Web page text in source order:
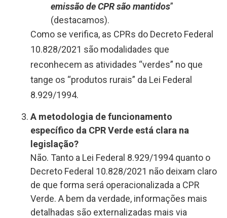
emissão de CPR são mantidos”
(destacamos).
Como se verifica, as CPRs do Decreto Federal
10.828/2021 são modalidades que
reconhecem as atividades “verdes” no que
tange os “produtos rurais” da Lei Federal
8.929/1994.
A metodologia de funcionamento
específico da CPR Verde está clara na
legislação?
Não. Tanto a Lei Federal 8.929/1994 quanto o
Decreto Federal 10.828/2021 não deixam claro
de que forma será operacionalizada a CPR
Verde. A bem da verdade, informações mais
detalhadas são externalizadas mais via